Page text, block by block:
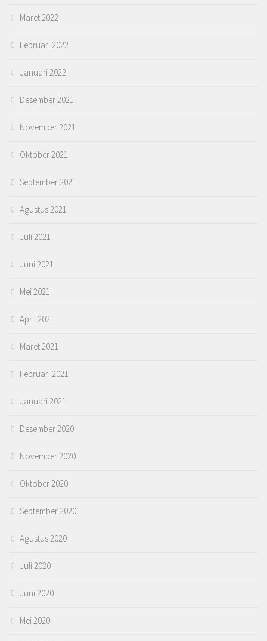
Maret 2022
Februari 2022
Januari 2022
Desember 2021
November 2021
Oktober 2021
September 2021
Agustus 2021
Juli 2021
Juni 2021
Mei 2021
April 2021
Maret 2021
Februari 2021
Januari 2021
Desember 2020
November 2020
Oktober 2020
September 2020
Agustus 2020
Juli 2020
Juni 2020
Mei 2020